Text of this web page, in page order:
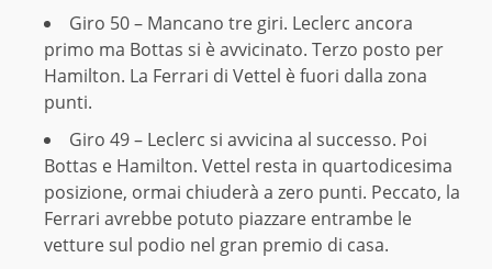
Giro 50 – Mancano tre giri. Leclerc ancora
primo ma Bottas si è avvicinato. Terzo posto per
Hamilton. La Ferrari di Vettel è fuori dalla zona
punti.
Giro 49 – Leclerc si avvicina al successo. Poi
Bottas e Hamilton. Vettel resta in quartodicesima
posizione, ormai chiuderà a zero punti. Peccato, la
Ferrari avrebbe potuto piazzare entrambe le
vetture sul podio nel gran premio di casa.